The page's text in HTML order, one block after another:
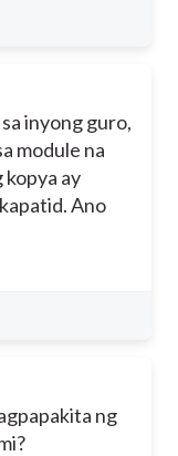
inyong guro,
module na
kopya ay
Ano
ng